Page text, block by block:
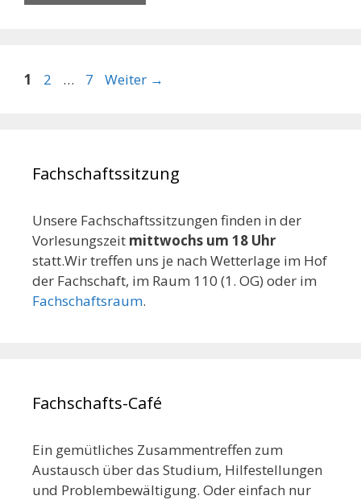
Seite
1 Seite
2 … Seite
7 Weiter →
Fachschaftssitzung
Unsere Fachschaftssitzungen finden in der
Vorlesungszeit mittwochs um 18 Uhr
statt.Wir treffen uns je nach Wetterlage im Hof
der Fachschaft, im Raum 110 (1. OG) oder im
Fachschaftsraum.
Fachschafts-Café
Ein gemütliches Zusammentreffen zum
Austausch über das Studium, Hilfestellungen
und Problembewältigung. Oder einfach nur